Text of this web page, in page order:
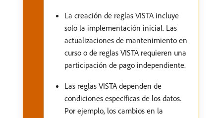
La creación de reglas VISTA incluye
solo la implementación inicial. Las
actualizaciones de mantenimiento en
curso o de reglas VISTA requieren una
participación de pago independiente.
Las reglas VISTA dependen de
condiciones específicas de los datos.
Por ejemplo, los cambios en la